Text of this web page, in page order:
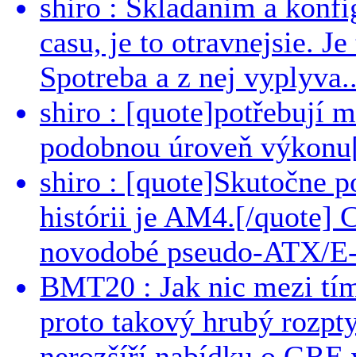
shiro : Skladanim a
casu, je to otravnejsie.
Spotreba a z nej
shiro : [quote]potřebují
podobnou úroveň
shiro : [quote]Skutočne
histórii je AM4.[/quote]
novodobé pseudo-ATX/
BMT20 : Jak nic mezi
proto takový hrubý